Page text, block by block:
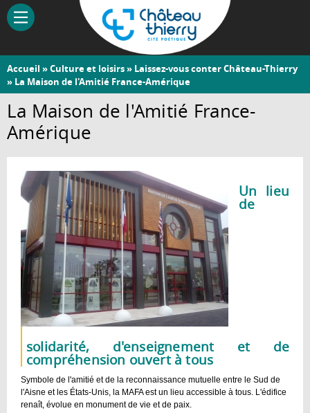
Aller
contenu
Château-
Thierry
Vous
êtes
ici
Accueil »Culture et loisirs» Laissez-vous conter Château-Thierry
» La Maison de l'Amitié France-Amérique
La Maison de l'Amitié France-
Amérique
Un lieu
de
solidarité, d'enseignement et de
compréhension ouvert à tous
Symbole de l'amitié et de la reconnaissance mutuelle entre le Sud de
l'Aisne et les États-Unis, la MAFA est un lieu accessible à tous. L'édifice
renaît, évolue en monument de vie et de paix.